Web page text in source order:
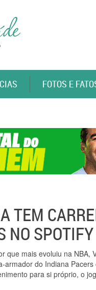
FOTOS E
TEM
NO SPOTIFY
que mais evoluiu na
armador do Indiana
para si próprio, o